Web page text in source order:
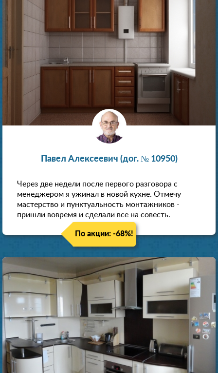
Павел Алексеевич (дог. № 10950)
Через две недели после первого разговора с
менеджером я ужинал в новой кухне. Отмечу
мастерство и пунктуальность монтажников -
пришли вовремя и сделали все на совесть.
По акции: -68%!